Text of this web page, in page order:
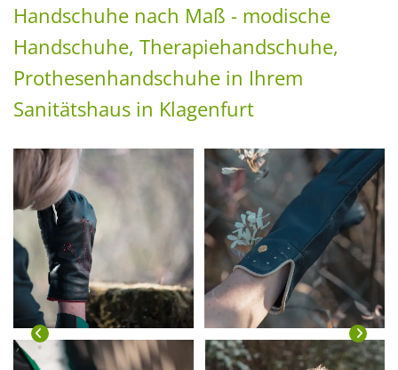
Handschuhe nach Maß - modische
Handschuhe, Therapiehandschuhe,
Prothesenhandschuhe in Ihrem
Sanitätshaus in Klagenfurt